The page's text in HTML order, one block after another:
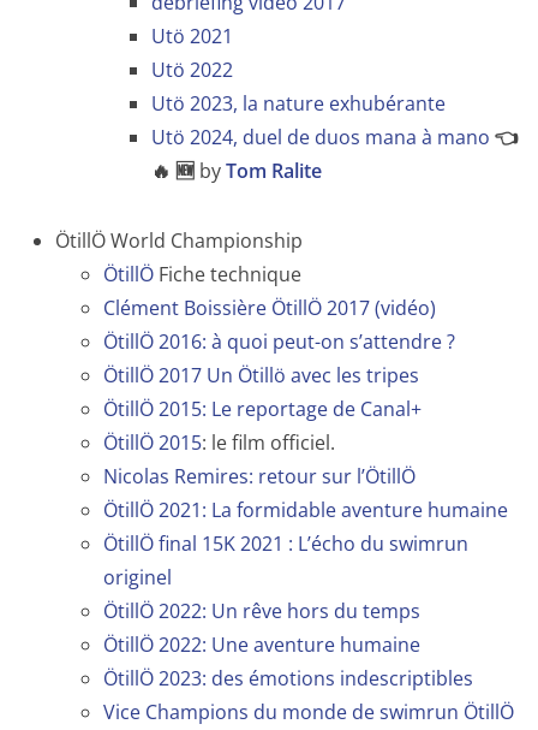
Utö 2021
Utö 2022
Utö 2023, la nature exhubérante
Utö 2024, duel de duos mana à mano 👈
🔥 🆕 byTom Ralite
ÖtillÖ World Championship
ÖtillÖ Fiche technique
Clément Boissière ÖtillÖ 2017 (vidéo)
ÖtillÖ 2016: à quoi peut-on s’attendre ?
ÖtillÖ 2017 Un Ötillö avec les tripes
ÖtillÖ 2015: Le reportage de Canal+
ÖtillÖ 2015: le film officiel.
Nicolas Remires: retour sur l’ÖtillÖ
ÖtillÖ 2021: La formidable aventure humaine
ÖtillÖ final 15K 2021 : L’écho du swimrun
originel
ÖtillÖ 2022: Un rêve hors du temps
ÖtillÖ 2022: Une aventure humaine
ÖtillÖ 2023: des émotions indescriptibles
Vice Champions du monde de swimrun ÖtillÖ